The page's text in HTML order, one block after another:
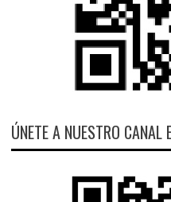
ÚNETE A NUESTRO CANAL